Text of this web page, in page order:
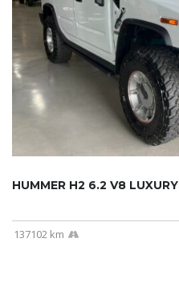
HUMMER H2 6.2 V8 LUXURY
137102 km